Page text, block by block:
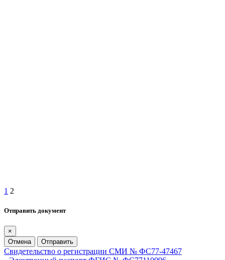
1 2
Отправить документ
×
Отмена
Отправить
Свидетельство о регистрации СМИ № ФС77-47467